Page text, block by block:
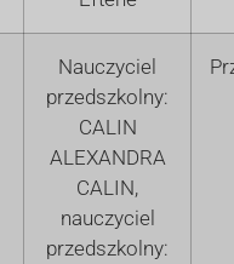
Nauczyciel
przedszkolny:
CALIN
ALEXANDRA
CALIN,
nauczyciel
przedszkolny: